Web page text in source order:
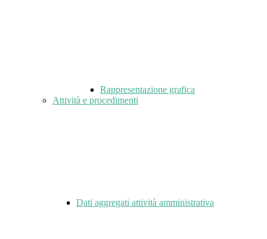
Rappresentazione grafica
Attività e procedimenti
Dati aggregati attività amministrativa